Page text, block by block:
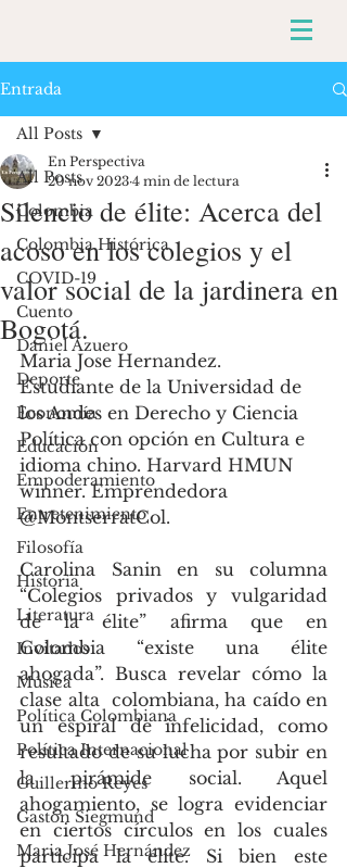
Entrada
All Posts
Colombia
Colombia Histórica
COVID-19
Cuento
Daniel Azuero
Deporte
Economía
Educación
Empoderamiento
Entretenimiento
Filosofía
Historia
Literatura
Invitados
Música
Política Colombiana
Política Internacional
Guillermo Reyes
Gastón Siegmund
Maria José Hernández
All Posts
Silencio de élite: Acerca del
acoso en los colegios y el
valor social de la jardinera en
Bogotá.
En Perspectiva
20 nov 2023 4 min de lectura
Maria Jose Hernandez.
Estudiante de la Universidad de
los Andes en Derecho y Ciencia
Política con opción en Cultura e
idioma chino. Harvard HMUN
winner. Emprendedora
@MontserratCol.
Carolina Sanin en su columna
“Colegios privados y vulgaridad
de la élite” afirma que en
Colombia “existe una élite
ahogada”. Busca revelar cómo la
clase alta  colombiana, ha caído en
un espiral de infelicidad, como
resultado de su lucha por subir en
la pirámide social. Aquel
ahogamiento, se logra evidenciar
en ciertos círculos en los cuales
participa la élite. Si bien este